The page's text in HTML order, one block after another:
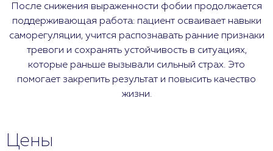
После снижения выраженности фобии продолжается
поддерживающая работа: пациент осваивает навыки
саморегуляции, учится распознавать ранние признаки
тревоги и сохранять устойчивость в ситуациях,
которые раньше вызывали сильный страх. Это
помогает закрепить результат и повысить качество
жизни.
Цены